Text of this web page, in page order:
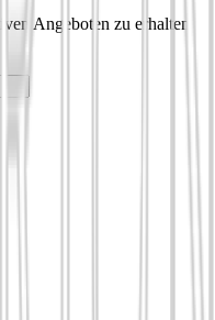
Angeboten zu erhalten